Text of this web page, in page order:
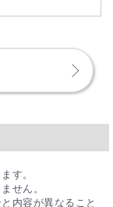
す。
せん。
内容が異なること